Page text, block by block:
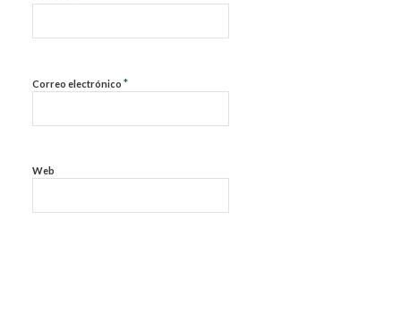
Correo electrónico *
Web